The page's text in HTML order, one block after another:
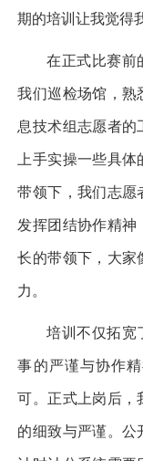
期的培训让我觉得
在正式比赛前
我们巡检场馆，熟
息技术组志愿者的
上手实操一些具
带领下，我们志愿
发挥团结协作精神
长的带领下，大家
力。
培训不仅拓宽
事的严谨与协作
可。正式上岗后，
的细致与严谨。公